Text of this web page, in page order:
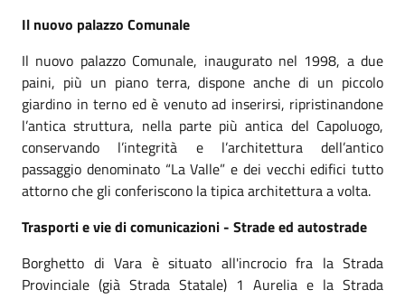
Il nuovo palazzo Comunale
Il nuovo palazzo Comunale, inaugurato nel 1998, a due
paini, più un piano terra, dispone anche di un piccolo
giardino in terno ed è venuto ad inserirsi, ripristinandone
l’antica struttura, nella parte più antica del Capoluogo,
conservando l’integrità e l’architettura dell’antico
passaggio deno­minato “La Valle” e dei vecchi edifici tutto
attorno che gli conferiscono la tipica architettura a volta.
Trasporti e vie di comunicazioni - Strade ed autostrade
Borghetto di Vara è situato all'incrocio fra la Strada
Provinciale (già Strada Statale) 1 Aurelia e la Strada